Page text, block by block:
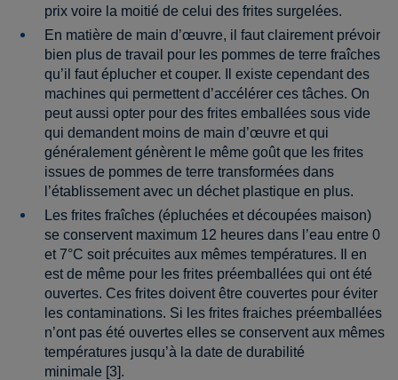
prix voire la moitié de celui des frites surgelées.
En matière de main d’œuvre, il faut clairement prévoir
bien plus de travail pour les pommes de terre fraîches
qu’il faut éplucher et couper. Il existe cependant des
machines qui permettent d’accélérer ces tâches. On
peut aussi opter pour des frites emballées sous vide
qui demandent moins de main d’œuvre et qui
généralement génèrent le même goût que les frites
issues de pommes de terre transformées dans
l’établissement avec un déchet plastique en plus.
Les frites fraîches (épluchées et découpées maison)
se conservent maximum 12 heures dans l’eau entre 0
et 7°C soit précuites aux mêmes températures. Il en
est de même pour les frites préemballées qui ont été
ouvertes. Ces frites doivent être couvertes pour éviter
les contaminations. Si les frites fraiches préemballées
n’ont pas été ouvertes elles se conservent aux mêmes
températures jusqu’à la date de durabilité
minimale [3].